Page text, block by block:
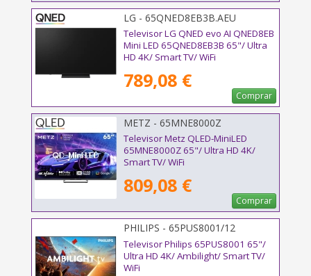
LG - 65QNED8EB3B.AEU
Televisor LG QNED evo AI QNED8EB
Mini LED 65QNED8EB3B 65"/ Ultra
HD 4K/ Smart TV/ WiFi
789,08 €
Comprar
METZ - 65MNE8000Z
Televisor Metz QLED-MiniLED
65MNE8000Z 65"/ Ultra HD 4K/
Smart TV/ WiFi
809,08 €
Comprar
PHILIPS - 65PUS8001/12
Televisor Philips 65PUS8001 65"/
Ultra HD 4K/ Ambilight/ Smart TV/
WiFi